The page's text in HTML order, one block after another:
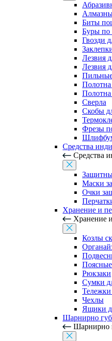
Биты
Буры по
Гвозди
Лезвия
Лезвия
Полотна
Сверла
Скобы
Фрезы
Средства
Средства
Маски
Очки
Хранение и
Хранение
Козлы
Рюкзаки
Сумки
Чехлы
Ящики
Шарнирно
Шарнирно